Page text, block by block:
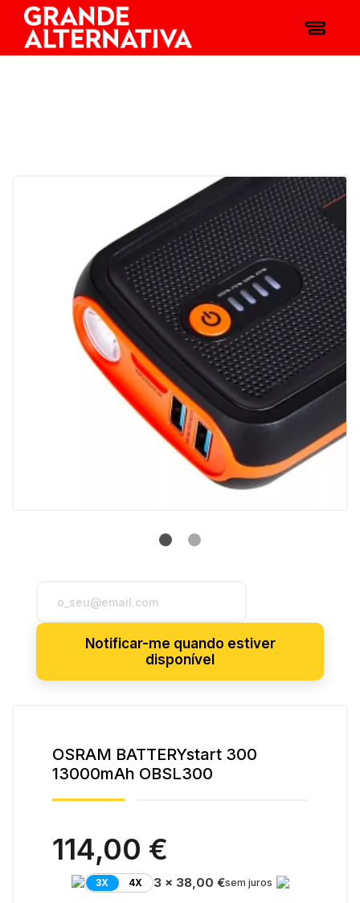
Notificar-me quando estiver
disponível
OSRAM BATTERYstart 300
13000mAh OBSL300
114,00 €
3X 4X 3 x 38,00 €sem juros